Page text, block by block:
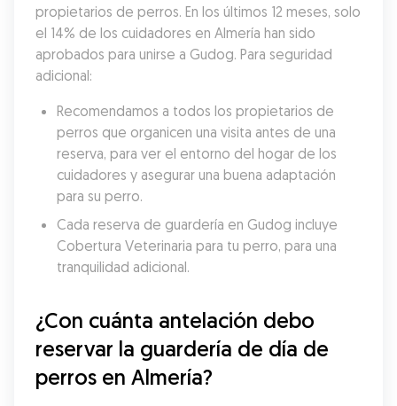
propietarios de perros. En los últimos 12 meses, solo
el 14% de los cuidadores en Almería han sido
aprobados para unirse a Gudog. Para seguridad
adicional:
Recomendamos a todos los propietarios de
perros que organicen una visita antes de una
reserva, para ver el entorno del hogar de los
cuidadores y asegurar una buena adaptación
para su perro.
Cada reserva de guardería en Gudog incluye
Cobertura Veterinaria para tu perro, para una
tranquilidad adicional.
¿Con cuánta antelación debo
reservar la guardería de día de
perros en Almería?